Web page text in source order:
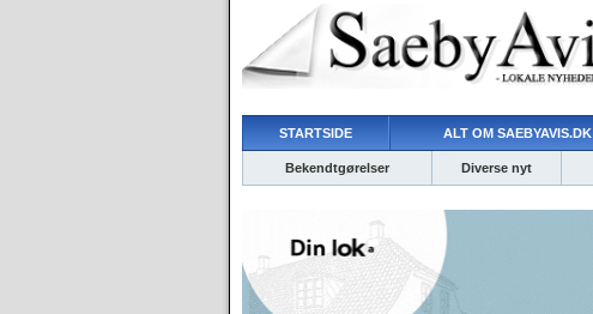
STARTSIDE ALT OM SAEBYAVIS.DK
Bekendtgørelser Diverse nyt